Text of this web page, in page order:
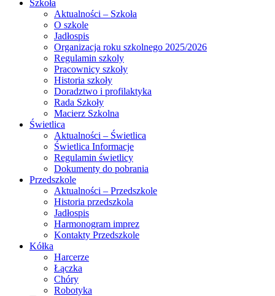
Szkoła
Aktualności – Szkoła
O szkole
Jadłospis
Organizacja roku szkolnego 2025/2026
Regulamin szkoly
Pracownicy szkoły
Historia szkoły
Doradztwo i profilaktyka
Rada Szkoły
Macierz Szkolna
Świetlica
Aktualności – Świetlica
Świetlica Informacje
Regulamin świetlicy
Dokumenty do pobrania
Przedszkole
Aktualności – Przedszkole
Historia przedszkola
Jadłospis
Harmonogram imprez
Kontakty Przedszkole
Kółka
Harcerze
Łączka
Chóry
Robotyka